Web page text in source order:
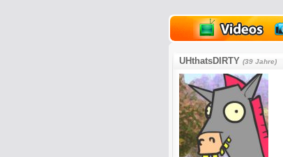
UHthatsDIRTY (39 Jahre)